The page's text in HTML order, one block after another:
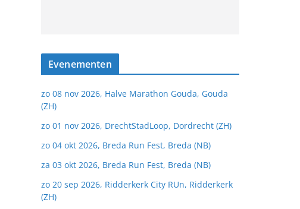
Evenementen
zo 08 nov 2026, Halve Marathon Gouda, Gouda
(ZH)
zo 01 nov 2026, DrechtStadLoop, Dordrecht (ZH)
zo 04 okt 2026, Breda Run Fest, Breda (NB)
za 03 okt 2026, Breda Run Fest, Breda (NB)
zo 20 sep 2026, Ridderkerk City RUn, Ridderkerk
(ZH)